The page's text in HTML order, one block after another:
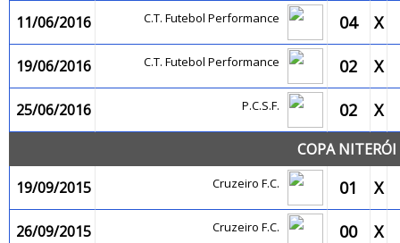
11/06/2016 C.T. Futebol Performance 04 X
19/06/2016 C.T. Futebol Performance 02 X
25/06/2016 P.C.S.F. 02 X
COPA
19/09/2015
Cruzeiro F.C. 01 X
26/09/2015 Cruzeiro F.C. 00 X